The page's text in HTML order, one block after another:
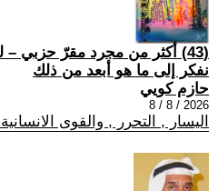
(43) أكثر من مجرد مقرّ حزبي –
نفكر إلى ما هو أبعد من ذلك
حازم كويي
2026 / 8 / 8
اليسار , التحرر , والقوى